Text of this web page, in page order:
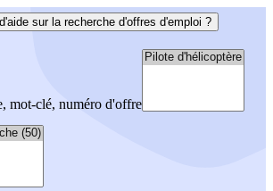
sur la recherche d'offres d'emploi ?
mot-clé, numéro d'offre